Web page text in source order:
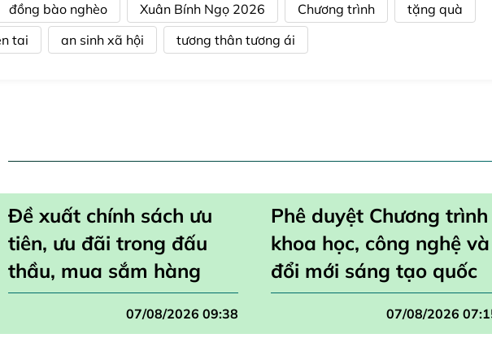
đồng bào nghèo Xuân Bính Ngọ 2026 Chương trình
tặng quà
tai an sinh xã hội tương thân tương ái
Đề xuất chính sách ưu
tiên, ưu đãi trong đấu
thầu, mua sắm hàng
hoá xuất xứ trong nước
07/08/2026 09:38
Phê duyệt Chương trình
khoa học, công nghệ và
đổi mới sáng tạo quốc
gia đặc biệt về công
nghệ chiến lược07/08/2026